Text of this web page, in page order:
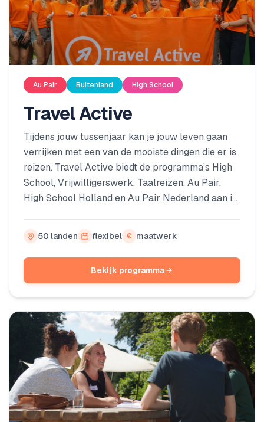
Au Pair Buitenland High School
Travel Active
Tijdens jouw tussenjaar kan je jouw leven gaan
verrijken met een van de mooiste dingen die er is,
reizen. Travel Active biedt de programma’s High
School, Vrijwilligerswerk, Taalreizen, Au Pair,
High School Holland en Au Pair Nederland aan in
week, een maand of een jaar naar het buitenland
gaat in je tussenjaar, er zit altijd wel een
programma bij dat bij jou past.
50 landen flexibel € maatwerk
Bekijk programma